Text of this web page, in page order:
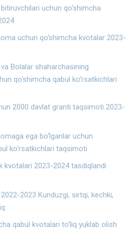
uchun qo‘shimcha
uchun qo‘shimcha kvotalar 2023-
Bolalar shaharchasining
qo‘shimcha qabul ko‘rsatkichlari
2000 davlat granti taqsimoti 2023-
ega bo‘lganlar uchun
ko‘rsatkichlari taqsimoti
kvotalari 2023-2024 tasdiqlandi
2023 Kunduzgi, sirtqi, kechki,
qabul kvotalari to‘liq yuklab olish